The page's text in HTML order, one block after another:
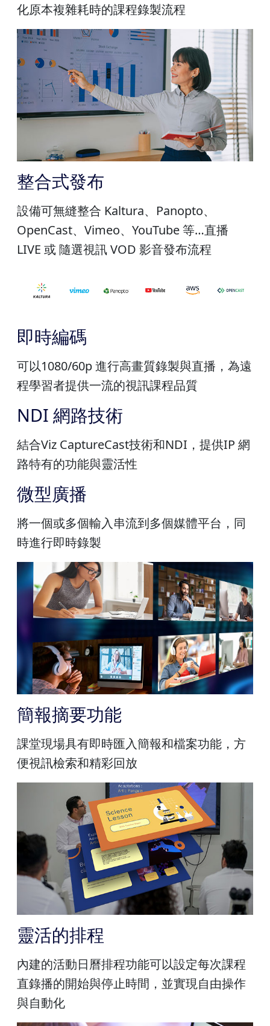
化原本複雜耗時的課程錄製流程
整合式發布
設備可無縫整合 Kaltura、Panopto、
OpenCast、Vimeo、YouTube 等…直播
LIVE 或 隨選視訊 VOD 影音發布流程
即時編碼
可以1080/60p 進行高畫質錄製與直播，為遠
程學習者提供一流的視訊課程品質
NDI 網路技術
結合Viz CaptureCast技術和NDI，提供IP 網
路特有的功能與靈活性
微型廣播
將一個或多個輸入串流到多個媒體平台，同
時進行即時錄製
簡報摘要功能
課堂現場具有即時匯入簡報和檔案功能，方
便視訊檢索和精彩回放
靈活的排程
內建的活動日曆排程功能可以設定每次課程
直錄播的開始與停止時間，並實現自由操作
與自動化